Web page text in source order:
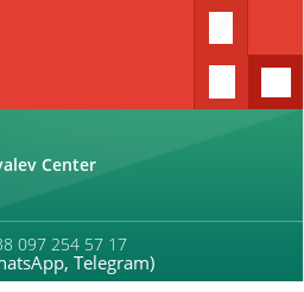
Center
097 254 57 17
Telegram)